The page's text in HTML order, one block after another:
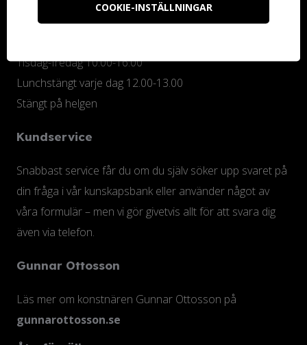
Öppettider butiken
Tisdag-fredag 10.00-16.00
Lunchstängt varje dag 12.00-13.00
Stängt på helgen
Kundservice
Snabbast service får du om du själv söker upp svaret på
din fråga i vår kunskapsbank eller använder något av
våra formulär – men vi gör givetvis allt för att svara dig
även via telefon.
Gunnar Ottosson
Läs mer om konstnären Gunnar Ottosson på
gunnarottosson.se
COOKIE-INSTÄLLNINGAR